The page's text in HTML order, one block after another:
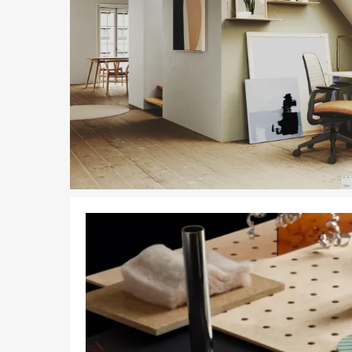
Télécharger l'Image
Télécharger l'Image